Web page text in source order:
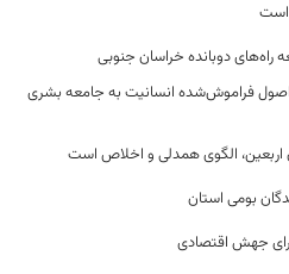
است
اصول فراموش‌شده انسانیت به جامعه بشری
اربعین، الگوی همدلی و اخلاص است
بومی استان
جهش اقتصادی